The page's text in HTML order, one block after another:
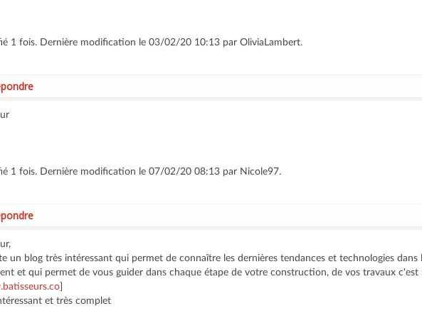
1 fois. Dernière modification le 03/02/20 10:13 par OliviaLambert.
1 fois. Dernière modification le 07/02/20 08:13 par Nicole97.
un blog très intéressant qui permet de connaître les dernières tendances et technologies dans
et qui permet de vous guider dans chaque étape de votre construction, de vos travaux c'est
et très complet